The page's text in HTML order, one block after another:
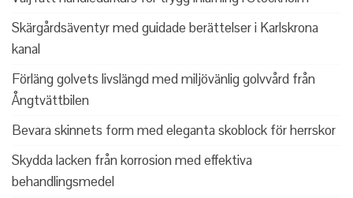
Skärgårdsäventyr med guidade berättelser i Karlskrona
kanal
Förläng golvets livslängd med miljövänlig golvvård från
Ångtvättbilen
Bevara skinnets form med eleganta skoblock för herrskor
Skydda lacken från korrosion med effektiva
behandlingsmedel